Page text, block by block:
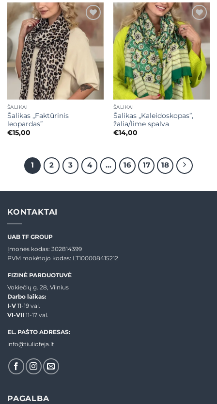
Mėgstamiausias
ŠALIKAI
Šalikas „Faktūrinis
leopardas”
€15,00
Mėgstamiausias
ŠALIKAI
Šalikas „Kaleidoskopas”,
žalia/lime spalva
€14,00
1 2 3 4 … 16 17 18
KONTAKTAI
UAB TF GROUP
Įmonės kodas: 302814399
PVM mokėtojo kodas: LT100008415212
FIZINĖ PARDUOTUVĖ
Vokiečių g. 28, Vilnius
Darbo laikas:
I-V 11-19 val.
VI-VII 11-17 val.
EL. PAŠTO ADRESAS:
info@tiuliofeja.lt
PAGALBA